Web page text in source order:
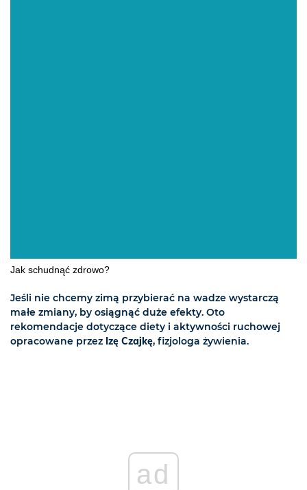
Jak schudnąć zdrowo?
Jeśli nie chcemy zimą przybierać na wadze wystarczą
małe zmiany, by osiągnąć duże efekty. Oto
rekomendacje dotyczące diety i aktywności ruchowej
opracowane przez Izę Czajkę, fizjologa żywienia.
ad